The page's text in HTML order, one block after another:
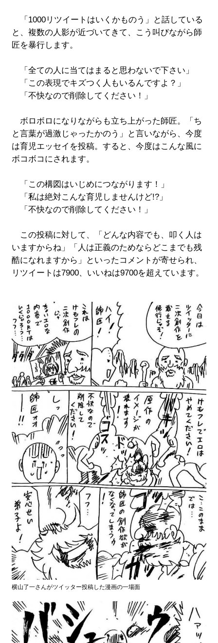
「1000リツイートはいくかものう」と話している
と、複数の人影が近づいてきて、こう叫びながら師
匠を暴行します。
「全ての人に当てはまると思わないで下さい」
「この表現でキズつく人もいるんですよ？」
「不快なので削除してください！」
ボロボロになりながらも立ち上がった師匠。「ち
と言葉が過激じゃったかのう」と言いながら、今度
は育児エッセイを投稿。すると、今度はこんな風に
ボコボコにされます。
「この構図はいじめにつながります！」
「私は絶対こんな育児しませんけど!?」
「不快なので削除してください！」
この投稿に対して、「どんな内容でも、叩く人は
いますからね」「人は正義のためならどこまでも残
酷になれますから」といったコメントが寄せられ、
リツイートは7900、いいねは9700を超えています。
横山了一さんがツイッター投稿した漫画の一場面